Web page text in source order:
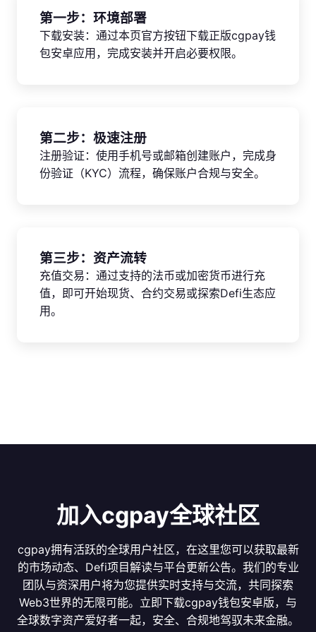
第一步：环境部署
下载安装：通过本页官方按钮下载正版cgpay钱
包安卓应用，完成安装并开启必要权限。
第二步：极速注册
注册验证：使用手机号或邮箱创建账户，完成身
份验证（KYC）流程，确保账户合规与安全。
第三步：资产流转
充值交易：通过支持的法币或加密货币进行充
值，即可开始现货、合约交易或探索Defi生态应
用。
加入cgpay全球社区
cgpay拥有活跃的全球用户社区，在这里您可以获取最新
的市场动态、Defi项目解读与平台更新公告。我们的专业
团队与资深用户将为您提供实时支持与交流，共同探索
Web3世界的无限可能。立即下载cgpay钱包安卓版，与
全球数字资产爱好者一起，安全、合规地驾驭未来金融。